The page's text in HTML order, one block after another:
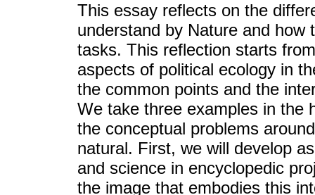
This essay reflects on the
understand by Nature and how
tasks. This reflection starts
aspects of political ecology in
the common points and the
We take three examples in the
the conceptual problems
natural. First, we will develop
and science in encyclopedic
the image that embodies this